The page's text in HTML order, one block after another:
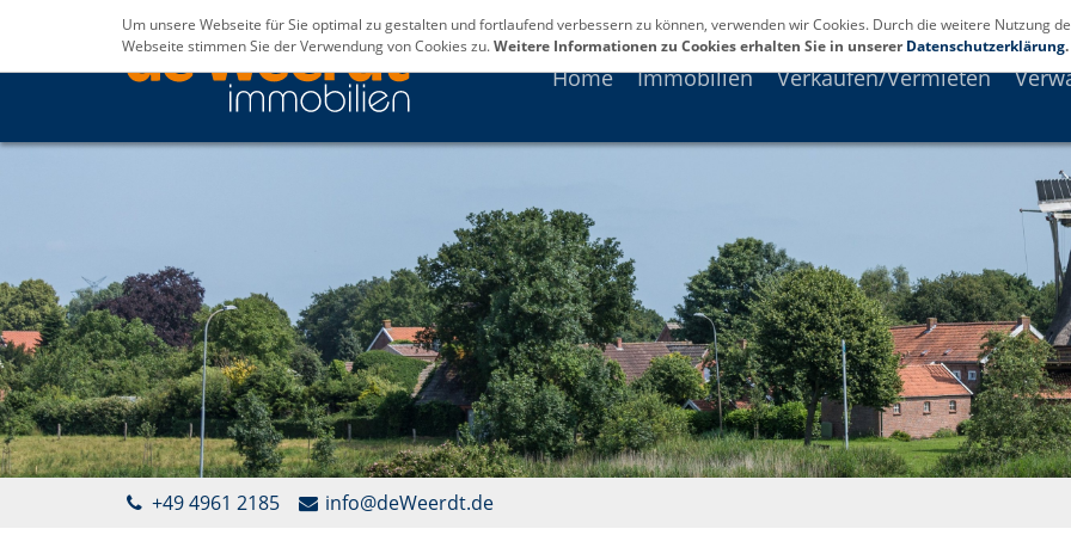
Home Immobilien Verkaufen/Vermieten
+49 4961 2185 info@deWeerdt.de
Um unsere Webseite für Sie optimal zu gestalten und fortlaufend verbessern zu können, verwenden wir Cookies. Durch die weitere Nutzung
Webseite stimmen Sie der Verwendung von Cookies zu.Weitere Informationen zu Cookies erhalten Sie in unsererDatenschutzerklärung.